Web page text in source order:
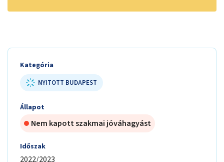
Kategória
NYITOTT BUDAPEST
Állapot
Nem kapott szakmai jóváhagyást
Időszak
2022/2023